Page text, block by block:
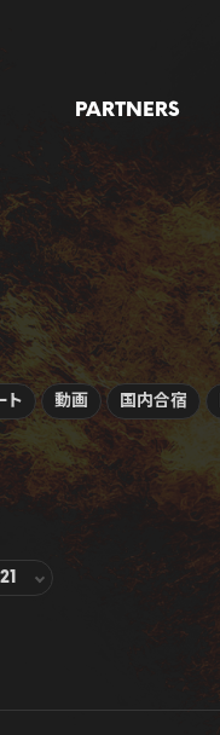
PARTNERS
ト 動画 国内合宿